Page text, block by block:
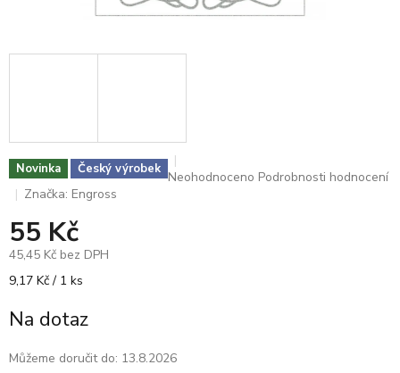
Novinka Český výrobek Průměrné
Neohodnoceno Podrobnosti hodnocení
Značka: Engross
55 Kč
45,45 Kč bez DPH
Měrná
9,17 Kč / 1 ks
Na dotaz
Můžeme doručit do: 13.8.2026